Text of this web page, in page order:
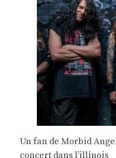
Un fan de Morbid
concert dans l’illinois